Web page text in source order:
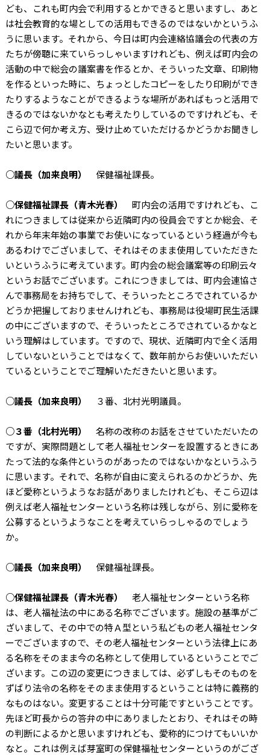
ども、これも町内会で利用するとかできると思いますし、あと
は社会教育的な場としての活用もできるのではないかというふ
うに思います。それから、今日は町内会連絡協議会の代表の方
たちが傍聴に来ていらっしゃいますけれども、例えば町内会の
活動の中で総会の議案書を作るとか、そういった文章、印刷物
を作るといった時に、ちょっとしたコピーをしたり印刷ができ
たりするようなことができるような場所があればもっと活用で
きるのではないかなとも考えたりしているのですけれども、そ
こら辺で何か考え方、受け止めていただけるかどうかお聞きし
たいと思います。
○議長（加来良明） 保健福祉課長。
○保健福祉課長（青木光春）
町内会の活用ですけれども、こ
れにつきましては従来から近隣町内の役員会ですとか総会、そ
れから年末年始の事業でお使いになっているという経過が今も
あるわけでございまして、それはそのまま使用していただきた
いというふうに考えています。町内会の総会議案等の印刷云々
というお話でございます。これにつきましては、町内会連協さ
んで事務局をお持ちでして、そういったところでされているか
どうか把握しておりませんけれども、事務局は役場町民生活課
の中にございますので、そういったところでされているかなと
いう理解はしています。ですので、現状、近隣町内で全く活用
していないということではなくて、数年前からお使いいただい
ているということでご理解いただきたいと思います。
○議長（加来良明） ３番、北村光明議員。
○３番（北村光明）
名称の改称のお話をさせていただいたの
ですが、実際問題として老人福祉センターを設置するときにあ
たって法的な条件というのがあったのではないかなというふう
に思います。それで、名称が自由に変えられるのかどうか、先
ほど愛称というようなお話がありましたけれども、そこら辺は
例えば老人福祉センターという名称は残しながら、別に愛称を
公募するというようなことを考えていらっしゃるのでしょう
か。
○議長（加来良明） 保健福祉課長。
○保健福祉課長（青木光春）
老人福祉センターという名称
は、老人福祉法の中にある名称でございます。施設の基準がご
ざいまして、その中での特Ａ型という私どもの老人福祉センタ
ーでございますので、その老人福祉センターという法律上にあ
る名称をそのまま今の名称として使用しているということでご
ざいます。この辺の変更につきましては、必ずしもそのものを
ずばり法令の名称をそのまま使用するということは特に義務的
なものはない。変更することは十分可能ですということです。
先ほど町長からの答弁の中にありましたとおり、それはその時
の判断によるかと思いますけれども、愛称的につけてもいいか
なと。これは例えば芽室町の保健福祉センターというのがござ